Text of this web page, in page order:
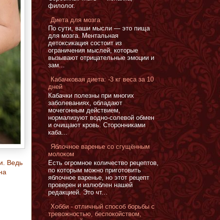
Ведь
филолог.
Диета для мозга
По сути, ваши мысли — это пища
для мозга. Ментальная
детоксикация состоит из
ограничения мыслей, которые
вызывают отрицательные эмоции и
зам...
Кабачковая диета: -3 кг веса за 10
дней
Кабачки полезны при многих
заболеваниях, обладают
мочегонным действием,
нормализуют водно-солевой обмен
и очищают кровь. Сторонниками
каба...
Яблочное варенье со сгущённым
молоком
Есть огромное количество рецептов,
по которым можно приготовить
яблочное варенье, но этот рецепт
проверен и излюблен нашей
редакцией. Это чт...
Хобби - отличный способ борьбы с
тревожностью, беспокойством,